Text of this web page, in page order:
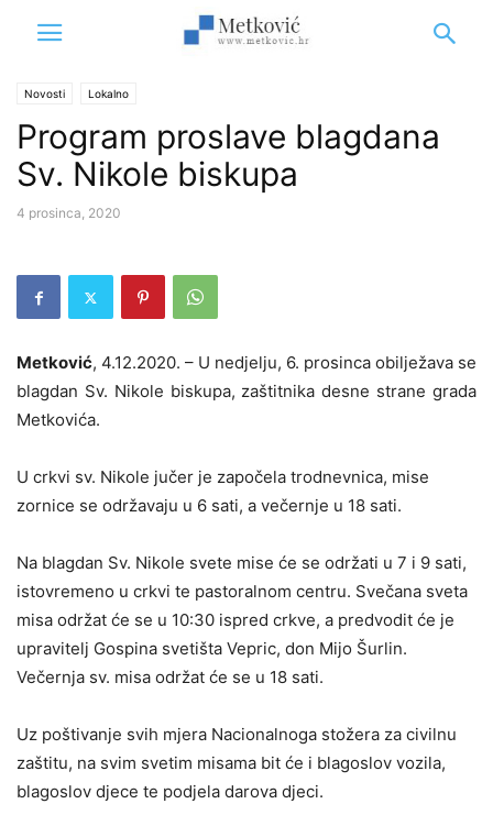
Novosti Lokalno
Program proslave blagdana
Sv. Nikole biskupa
4 prosinca, 2020
Metković, 4.12.2020. – U nedjelju, 6. prosinca obilježava se
blagdan Sv. Nikole biskupa, zaštitnika desne strane grada
Metkovića.
U crkvi sv. Nikole jučer je započela trodnevnica, mise
zornice se održavaju u 6 sati, a večernje u 18 sati.
Na blagdan Sv. Nikole svete mise će se održati u 7 i 9 sati,
istovremeno u crkvi te pastoralnom centru. Svečana sveta
misa održat će se u 10:30 ispred crkve, a predvodit će je
upravitelj Gospina svetišta Vepric, don Mijo Šurlin.
Večernja sv. misa održat će se u 18 sati.
Uz poštivanje svih mjera Nacionalnoga stožera za civilnu
zaštitu, na svim svetim misama bit će i blagoslov vozila,
blagoslov djece te podjela darova djeci.